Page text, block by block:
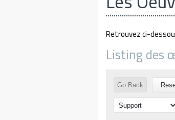
Retrouvez ci-
Listing des
Go Back